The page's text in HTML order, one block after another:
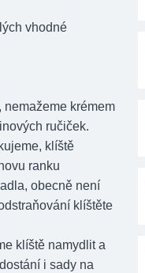
vhodné
nemažeme krémem
ručiček.
klíště
ranku
obecně není
klíštěte
klíště namydlit a
i sady na